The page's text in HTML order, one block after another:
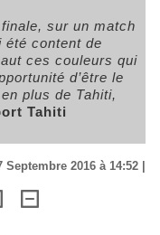
sur un match
été content de
ces couleurs qui
d’être le
plus de Tahiti,
Tahiti
2016 à 14:52 |